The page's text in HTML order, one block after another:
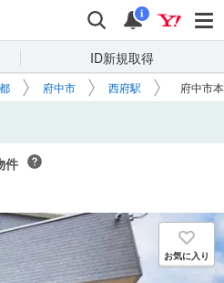
検索 通知
i
ID新規取得
府中市 西府駅 府中市
件
お気に入り